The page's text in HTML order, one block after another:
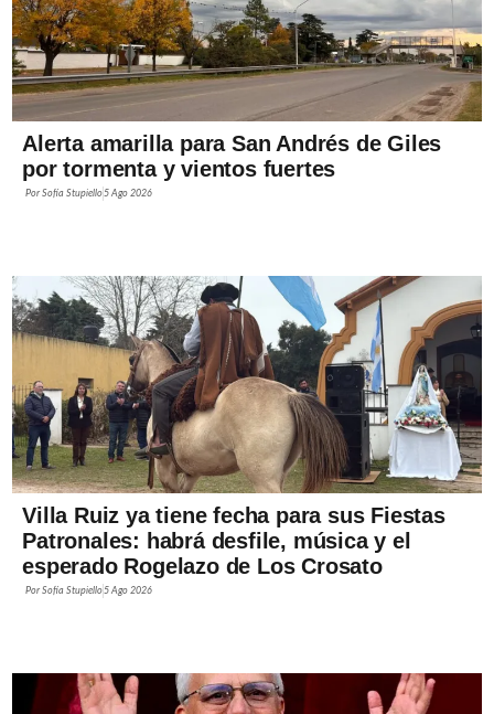
Alerta amarilla para San Andrés de Giles
por tormenta y vientos fuertes
PorSofía Stupiello 5 Ago 2026
Villa Ruiz ya tiene fecha para sus Fiestas
Patronales: habrá desfile, música y el
esperado Rogelazo de Los Crosato
PorSofía Stupiello 5 Ago 2026